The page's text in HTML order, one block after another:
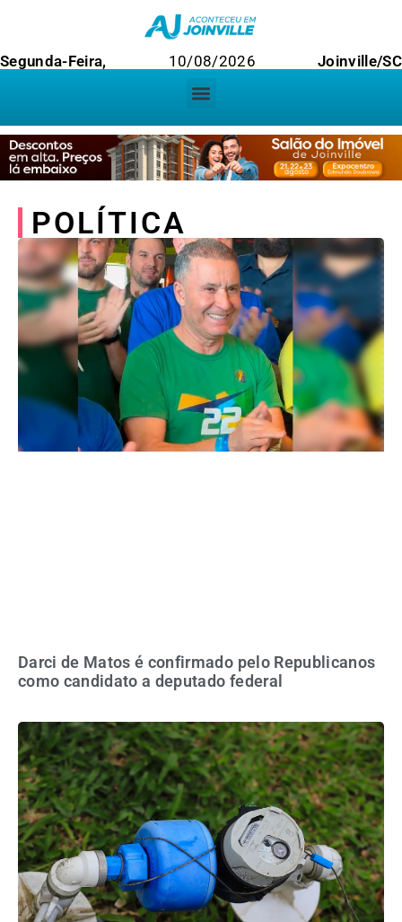
Segunda-Feira, 10/08/2026 Joinville/SC
POLÍTICA
Darci de Matos é confirmado pelo Republicanos
como candidato a deputado federal